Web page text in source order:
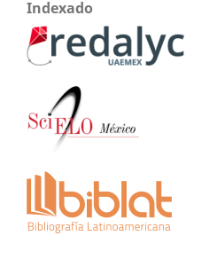
Indexado